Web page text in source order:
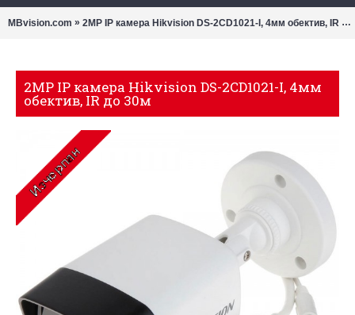
MBvision.com » 2MP IP камера Hikvision DS-2CD1021-I, 4мм обектив, IR до 30м
2MP IP камера Hikvision DS-2CD1021-I, 4мм
обектив, IR до 30м